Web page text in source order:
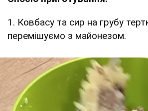
1. Ковбасу та сир на грубу
перемішуємо з майонезом.